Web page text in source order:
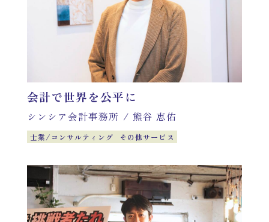
会計で世界を公平に
シンシア会計事務所 / 熊谷 恵佑
士業/コンサルティング その他サービス